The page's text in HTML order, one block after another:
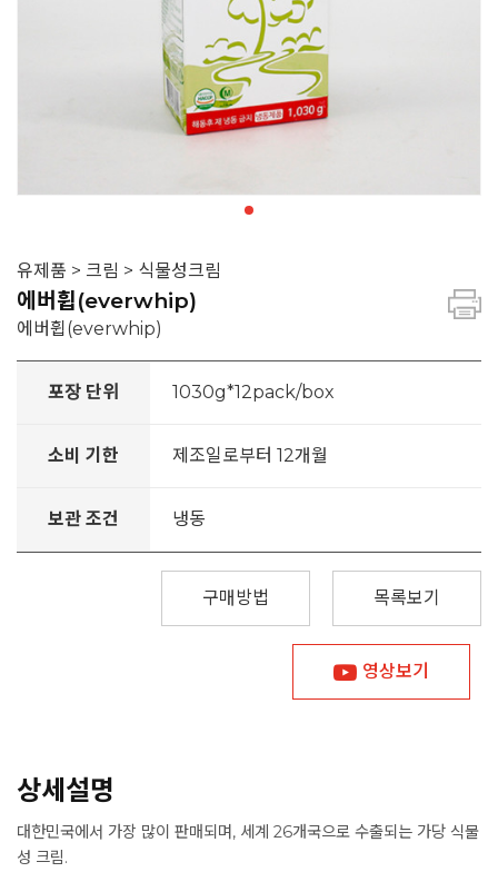
유제품 > 크림 > 식물성크림
에버휩(everwhip)
에버휩(everwhip)
포장 단위 1030g*12pack/box
소비 기한 제조일로부터 12개월
보관 조건 냉동
목록보기
구매방법
영상보기
상세설명
대한민국에서 가장 많이 판매되며, 세계 26개국으로 수출되는 가당 식물
성 크림.